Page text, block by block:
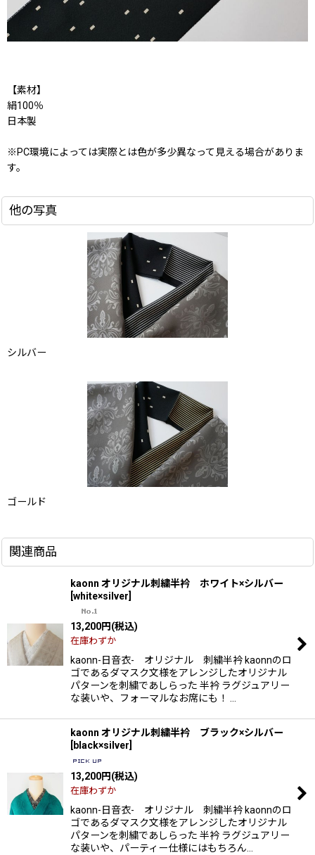
【素材】
絹100％
日本製
※PC環境によっては実際とは色が多少異なって見える場合がありま
す。
他の写真
シルバー
ゴールド
関連商品
kaonn オリジナル刺繍半衿 ホワイト×シルバー
white×silver
13,200円(税込)
在庫わずか
kaonn-日音衣- オリジナル 刺繍半衿 kaonnのロ
ゴであるダマスク文様をアレンジしたオリジナル
パターンを刺繍であしらった 半衿 ラグジュアリー
な装いや、フォーマルなお席にも！ …
kaonn オリジナル刺繍半衿 ブラック×シルバー
black×silver
13,200円(税込)
在庫わずか
kaonn-日音衣- オリジナル 刺繍半衿 kaonnのロ
ゴであるダマスク文様をアレンジしたオリジナル
パターンを刺繍であしらった 半衿 ラグジュアリー
な装いや、パーティー仕様にはもちろん…